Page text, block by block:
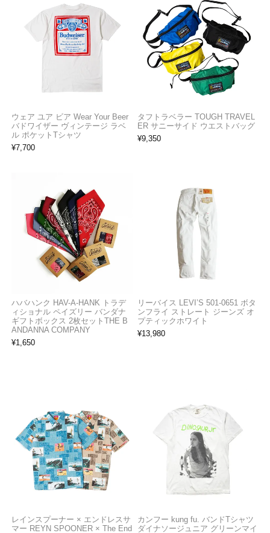
ウェア ユア ビア Wear Your Beer
バドワイザー ヴィンテージ ラベ
ル ポケットTシャツ
¥7,700
タフトラベラー TOUGH TRAVEL
ER サニーサイド ウエストバッグ
¥9,350
ハバハンク HAV-A-HANK トラデ
ィショナル ペイズリー バンダナ
ギフトボックス 2枚セットTHE B
ANDANNA COMPANY
¥1,650
リーバイス LEVI’S 501-0651 ボタ
ンフライ ストレート ジーンズ オ
プティックホワイト
¥13,980
レインスプーナー × エンドレスサ
マー REYN SPOONER × The End
カンフー kung fu. バンドTシャツ
ダイナソージュニア グリーンマイ